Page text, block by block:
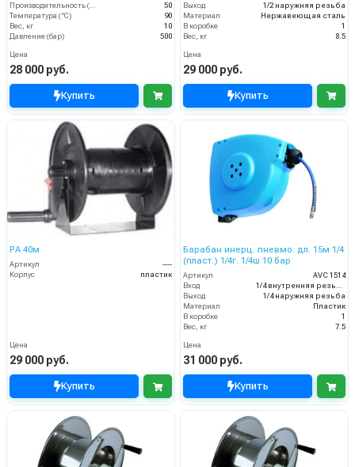
50
Температура (°C)
90
Вес, кг
10
Давление (бар)
500
Цена
28 000 руб.
Купить
Выход
1/2 наружняя резьба
Материал
Нержавеющая сталь
В коробке
1
Вес, кг
8.5
Цена
29 000 руб.
Купить
PA 40м
Артикул
----
Корпус
пластик
Цена
29 000 руб.
Купить
Барабан инерц. пневмо. дл. 15м 1/4
(пласт.) 1/4г. 1/4ш 10 бар
Артикул
AVC 1514
Вход
1/4 внутренняя резьба
Выход
1/4 наружняя резьба
Материал
Пластик
В коробке
1
Вес, кг
7.5
Цена
31 000 руб.
Купить